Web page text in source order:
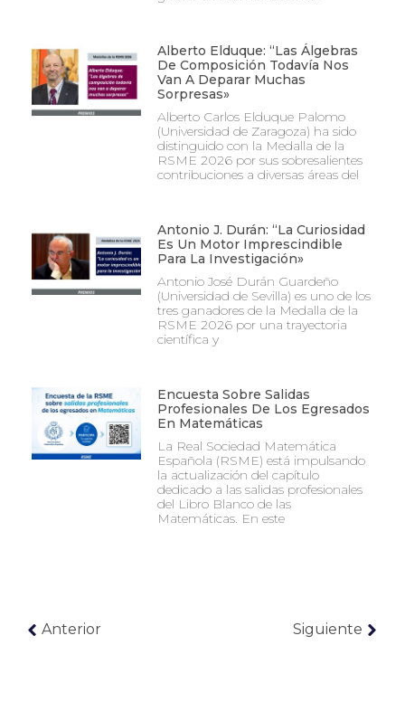
Alberto Elduque: “Las Álgebras
De Composición Todavía Nos
Van A Deparar Muchas
Sorpresas»
Alberto Carlos Elduque Palomo
(Universidad de Zaragoza) ha sido
distinguido con la Medalla de la
RSME 2026 por sus sobresalientes
contribuciones a diversas áreas del
Antonio J. Durán: “La Curiosidad
Es Un Motor Imprescindible
Para La Investigación»
Antonio José Durán Guardeño
(Universidad de Sevilla) es uno de los
tres ganadores de la Medalla de la
RSME 2026 por una trayectoria
científica y
Encuesta Sobre Salidas
Profesionales De Los Egresados
En Matemáticas
La Real Sociedad Matemática
Española (RSME) está impulsando
la actualización del capítulo
dedicado a las salidas profesionales
del Libro Blanco de las
Matemáticas. En este
Anterior Siguiente